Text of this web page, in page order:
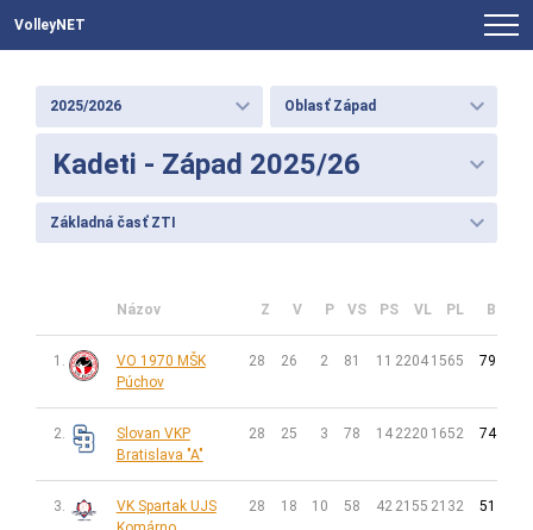
VolleyNET
2025/2026 keyboard_arrow_down Oblasť Západ keyboard_arrow_down
Kadeti - Západ 2025/26 keyboard_arrow_down
Základná časť ZTI keyboard_arrow_down
Názov Z V P VS PS VL PL B
1.
VO 1970 MŠK
Púchov
28 26 2 81 11 2204 1565 79
2.
Slovan VKP
Bratislava "A"
28 25 3 78 14 2220 1652 74
3.
VK Spartak UJS
28 18 10 58 42 2155 2132 51